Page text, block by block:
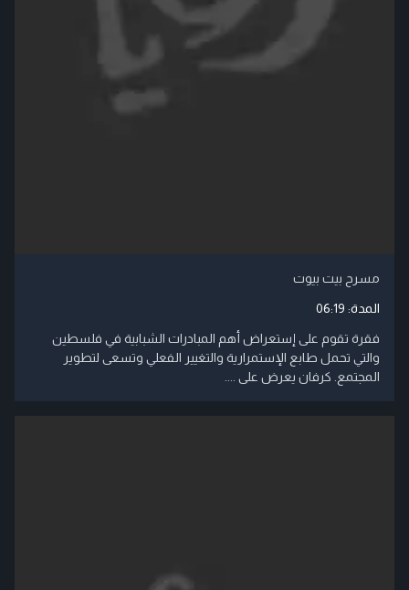
مسرح بيت بيوت
المدة: 06:19
فقرة تقوم على إستعراض أهم المبادرات الشبابية في فلسطين
والتي تحمل طابع الإستمرارية والتغيير الفعلي وتسعى لتطوير
المجتمع. كرفان يعرض على ....